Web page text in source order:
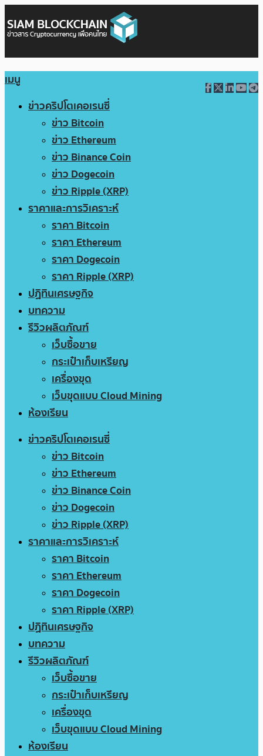
เมนู
ข่าวคริปโตเคอเรนซี่
ข่าว Bitcoin
ข่าว Ethereum
ข่าว Binance Coin
ข่าว Dogecoin
ข่าว Ripple (XRP)
ราคาและการวิเคราะห์
ราคา Bitcoin
ราคา Ethereum
ราคา Dogecoin
ราคา Ripple (XRP)
ปฏิทินเศรษฐกิจ
บทความ
รีวิวผลิตภัณฑ์
เว็บซื้อขาย
กระเป๋าเก็บเหรียญ
เครื่องขุด
เว็บขุดแบบ Cloud Mining
ห้องเรียน
ข่าวคริปโตเคอเรนซี่
ข่าว Bitcoin
ข่าว Ethereum
ข่าว Binance Coin
ข่าว Dogecoin
ข่าว Ripple (XRP)
ราคาและการวิเคราะห์
ราคา Bitcoin
ราคา Ethereum
ราคา Dogecoin
ราคา Ripple (XRP)
ปฏิทินเศรษฐกิจ
บทความ
รีวิวผลิตภัณฑ์
เว็บซื้อขาย
กระเป๋าเก็บเหรียญ
เครื่องขุด
เว็บขุดแบบ Cloud Mining
ห้องเรียน